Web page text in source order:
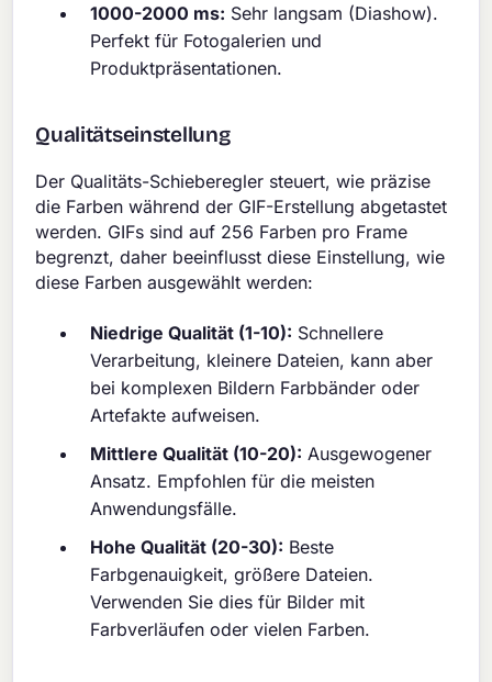
1000-2000 ms: Sehr langsam (Diashow).
Perfekt für Fotogalerien und
Produktpräsentationen.
Qualitätseinstellung
Der Qualitäts-Schieberegler steuert, wie präzise
die Farben während der GIF-Erstellung abgetastet
werden. GIFs sind auf 256 Farben pro Frame
begrenzt, daher beeinflusst diese Einstellung, wie
diese Farben ausgewählt werden:
Niedrige Qualität (1-10): Schnellere
Verarbeitung, kleinere Dateien, kann aber
bei komplexen Bildern Farbbänder oder
Artefakte aufweisen.
Mittlere Qualität (10-20): Ausgewogener
Ansatz. Empfohlen für die meisten
Anwendungsfälle.
Hohe Qualität (20-30): Beste
Farbgenauigkeit, größere Dateien.
Verwenden Sie dies für Bilder mit
Farbverläufen oder vielen Farben.